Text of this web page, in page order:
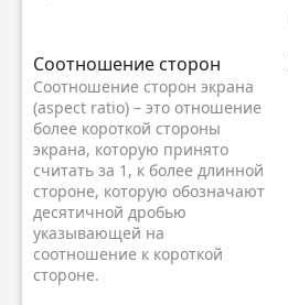
Соотношение сторон
Соотношение сторон экрана
(aspect ratio) – это отношение
более короткой стороны
экрана, которую принято
считать за 1, к более длинной
стороне, которую обозначают
десятичной дробью
указывающей на
соотношение к короткой
стороне.